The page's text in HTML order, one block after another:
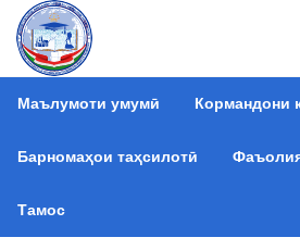
Маълумоти умумӣ Кормандони
Барномаҳои таҳсилотӣ
Тамос